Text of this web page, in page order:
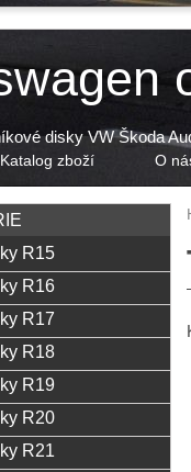
disky VW Škoda
Katalog zboží O
R15
R16
R17
R18
R19
R20
R21